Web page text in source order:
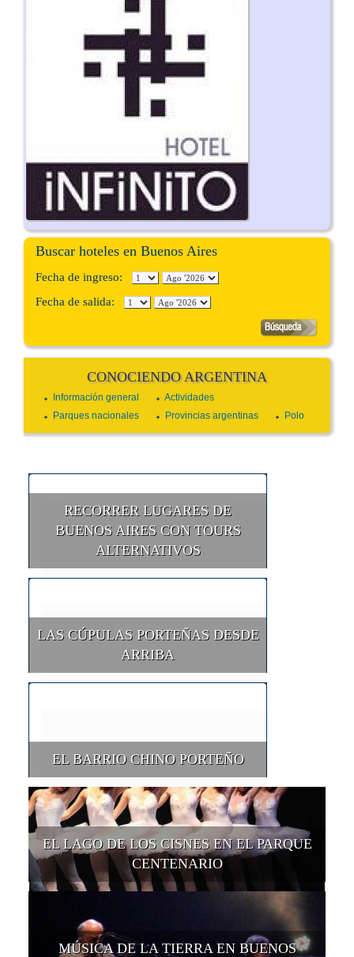
Buscar hoteles en Buenos Aires
Fecha de ingreso:
Fecha de salida:
CONOCIENDO ARGENTINA
Información general
Actividades
Parques nacionales
Provincias argentinas Polo
RECORRER LUGARES DE
BUENOS AIRES CON TOURS
ALTERNATIVOS
LAS CÚPULAS PORTEÑAS DESDE
ARRIBA
EL BARRIO CHINO PORTEÑO
EL LAGO DE LOS CISNES EN EL PARQUE
CENTENARIO
MÚSICA DE LA TIERRA EN BUENOS